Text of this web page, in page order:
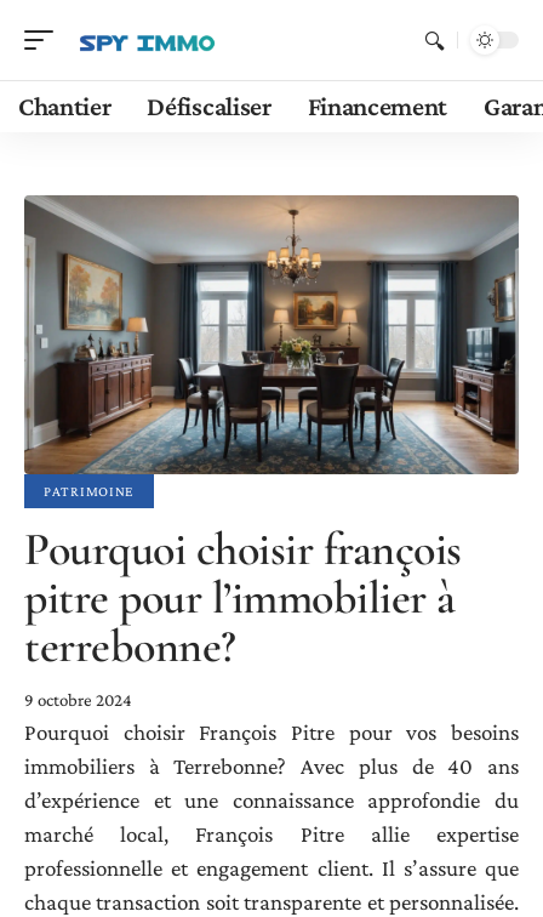
Chantier Défiscaliser Financement
PATRIMOINE
Pourquoi choisir françois
pitre pour l’immobilier à
terrebonne?
9 octobre 2024
Pourquoi choisir François Pitre pour vos besoins
immobiliers à Terrebonne? Avec plus de 40 ans
d’expérience et une connaissance approfondie du
marché local, François Pitre allie expertise
professionnelle et engagement client. Il s’assure que
chaque transaction soit transparente et personnalisée.